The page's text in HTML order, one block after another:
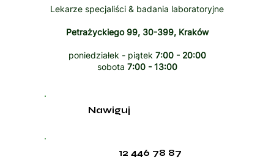
Lekarze specjaliści & badania laboratoryjne
Petrażyckiego 99, 30-399, Kraków
poniedziałek - piątek 7:00 - 20:00
sobota 7:00 - 13:00
12 446 78 87
Nawiguj